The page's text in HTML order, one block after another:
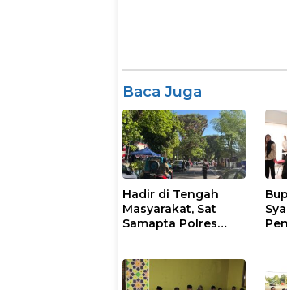
Baca Juga
Hadir di Tengah
Masyarakat, Sat
Samapta Polres
Pagi